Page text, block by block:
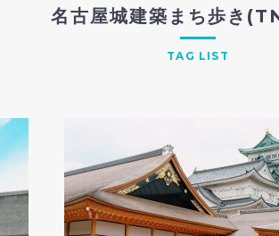
名古屋城建築まち歩き
TAG LIST